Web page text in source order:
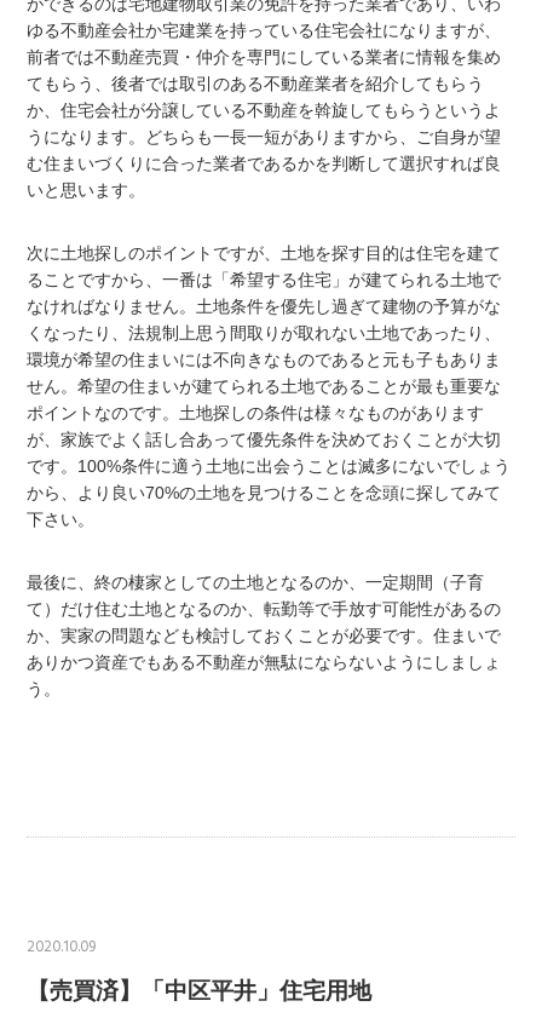
ができるのは宅地建物取引業の免許を持った業者であり、いわ
ゆる不動産会社か宅建業を持っている住宅会社になりますが、
前者では不動産売買・仲介を専門にしている業者に情報を集め
てもらう、後者では取引のある不動産業者を紹介してもらう
か、住宅会社が分譲している不動産を斡旋してもらうというよ
うになります。どちらも一長一短がありますから、ご自身が望
む住まいづくりに合った業者であるかを判断して選択すれば良
いと思います。
次に土地探しのポイントですが、土地を探す目的は住宅を建て
ることですから、一番は「希望する住宅」が建てられる土地で
なければなりません。土地条件を優先し過ぎて建物の予算がな
くなったり、法規制上思う間取りが取れない土地であったり、
環境が希望の住まいには不向きなものであると元も子もありま
せん。希望の住まいが建てられる土地であることが最も重要な
ポイントなのです。土地探しの条件は様々なものがあります
が、家族でよく話し合あって優先条件を決めておくことが大切
です。100%条件に適う土地に出会うことは滅多にないでしょう
から、より良い70%の土地を見つけることを念頭に探してみて
下さい。
最後に、終の棲家としての土地となるのか、一定期間（子育
て）だけ住む土地となるのか、転勤等で手放す可能性があるの
か、実家の問題なども検討しておくことが必要です。住まいで
ありかつ資産でもある不動産が無駄にならないようにしましょ
う。
2020.10.09
【売買済】「中区平井」住宅用地